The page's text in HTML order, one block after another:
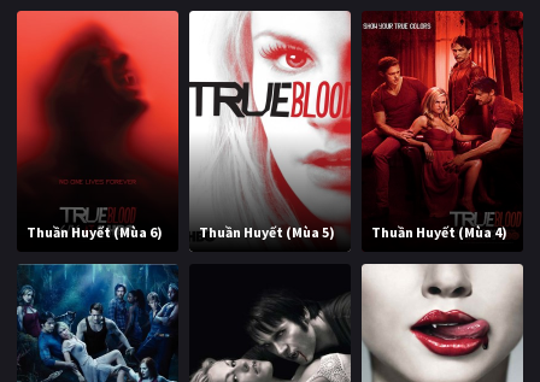
Thuần Huyết (Mùa 6) Thuần Huyết (Mùa 5) Thuần Huyết (Mùa 4)